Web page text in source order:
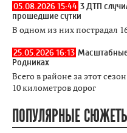
05.08.2026 15:44 3 ДТП
прошедшие сутки
В одном из них пострадал
25.05.2026 16:13
Родниках
Всего в районе за этот
10 километров дорог
ПОПУЛЯРНЫЕ